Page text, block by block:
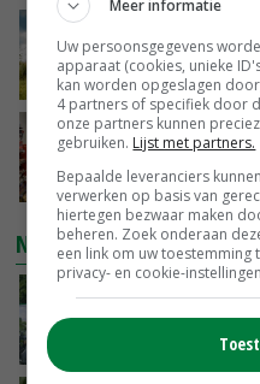
overkant’
GISTEREN, 15:30
Oorlogen en
GISTEREN, 15:04
NIEUWSTE VIDEO'S
Oekraïne-
de
GISTEREN, 12:00
Meer informatie
Uw persoonsgegevens
apparaat (cookies, unieke
kan worden opgeslagen
4 partners of specifiek door
onze partners kunnen
gebruiken. Lijst met partners.
Bepaalde leveranciers
verwerken op basis van
hiertegen bezwaar maken
beheren. Zoek onderaan
een link om uw toestemming
privacy- en cookie-